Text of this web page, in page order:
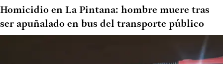
Homicidio en La Pintana: hombre muere tras
ser apuñalado en bus del transporte público